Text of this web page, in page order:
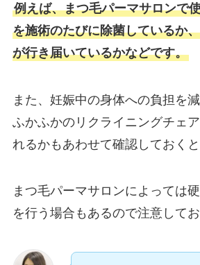
例えば、まつ毛パーマサロンで
を施術のたびに除菌しているか
が行き届いているかなどです。
また、妊娠中の身体への負担を
ふかふかのリクライニングチェ
れるかもあわせて確認しておくと
まつ毛パーマサロンによっては
を行う場合もあるので注意してお